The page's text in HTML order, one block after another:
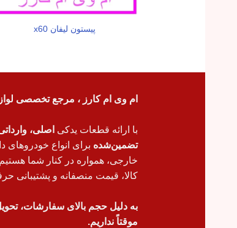
پیستون لیفان x60
ام وی ام کارز ، مرجع تخصصی
با ارائه قطعات یدکی اصلی،
تضمین‌شده برای انواع خودروهای
خارجی، همواره در کنار شما
کالا، قیمت منصفانه و پشتیبانی
به دلیل حجم بالای سفارشات،
موقتاً نداریم.